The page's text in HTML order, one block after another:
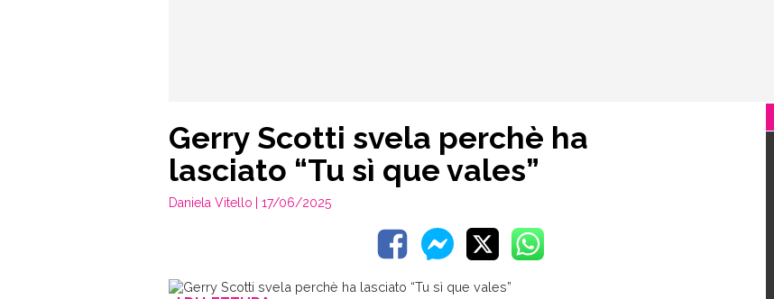
Gerry Scotti svela perchè ha
lasciato “Tu sì que vales”
Daniela Vitello | 17/06/2025